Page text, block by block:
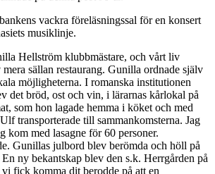
vackra föreläsningssal för en konsert
musiklinje.
Hellström klubbmästare, och vårt liv
sällan restaurang. Gunilla ordnade själv
möjligheterna. I romanska institutionen
det bröd, ost och vin, i lärarnas kårlokal på
som hon lagade hemma i köket och med
transporterade till sammankomsterna. Jag
kom med lasagne för 60 personer.
Gunillas julbord blev berömda och höll på
ny bekantskap blev den s.k. Herrgården på
fick komma dit berodde på att en